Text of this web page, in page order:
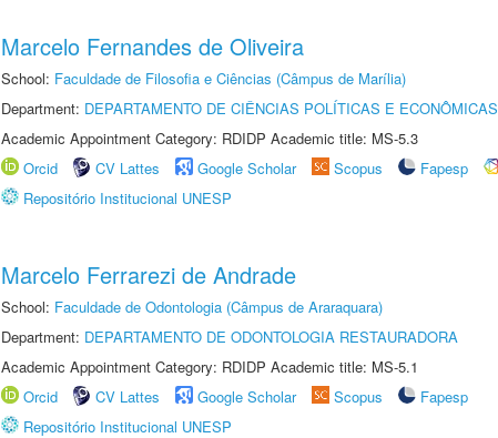
Marcelo Fernandes de Oliveira
School: Faculdade de Filosofia e Ciências (Câmpus de Marília)
Department: DEPARTAMENTO DE CIÊNCIAS POLÍTICAS E ECONÔMICAS
Academic Appointment Category: RDIDP Academic title: MS-5.3
Orcid
CV Lattes Google Scholar Scopus Fapesp
Repositório Institucional UNESP
Marcelo Ferrarezi de Andrade
School: Faculdade de Odontologia (Câmpus de Araraquara)
Department: DEPARTAMENTO DE ODONTOLOGIA RESTAURADORA
Academic Appointment Category: RDIDP Academic title: MS-5.1
Orcid
CV Lattes Google Scholar Scopus
Fapesp
Repositório Institucional UNESP